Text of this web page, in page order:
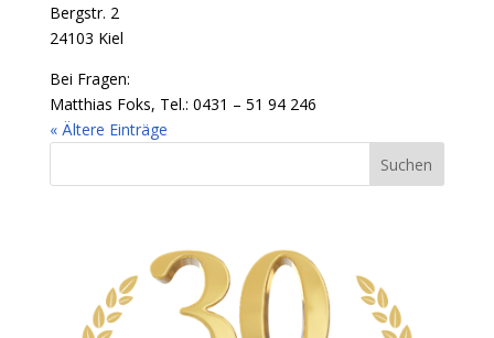
Bergstr. 2
24103 Kiel
Bei Fragen:
Matthias Foks, Tel.: 0431 – 51 94 246
« Ältere Einträge
Suchen